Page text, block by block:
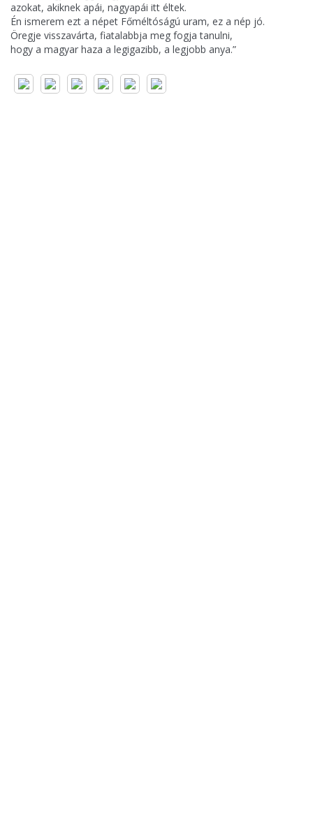
azokat, akiknek apái, nagyapái itt éltek.
Én ismerem ezt a népet Főméltóságú uram, ez a nép jó.
Öregje visszavárta, fiatalabbja meg fogja tanulni,
hogy a magyar haza a legigazibb, a legjobb anya.”